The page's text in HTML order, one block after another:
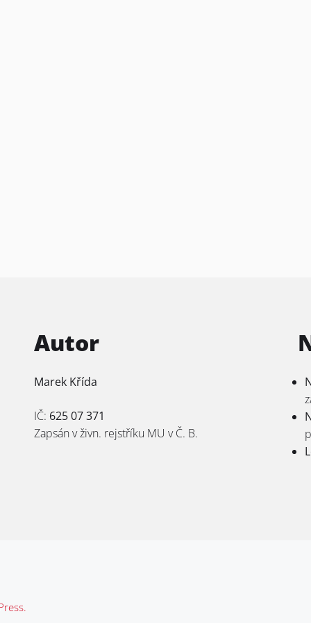
Autor
Marek Křída
IČ: 625 07 371
Zapsán v živn. rejstříku MU v Č. B.